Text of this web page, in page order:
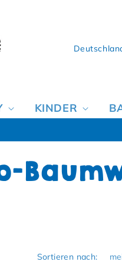
KINDER
Land/
Sortieren nach: